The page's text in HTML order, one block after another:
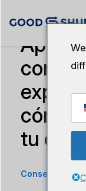
cómo
tu
Consejos de